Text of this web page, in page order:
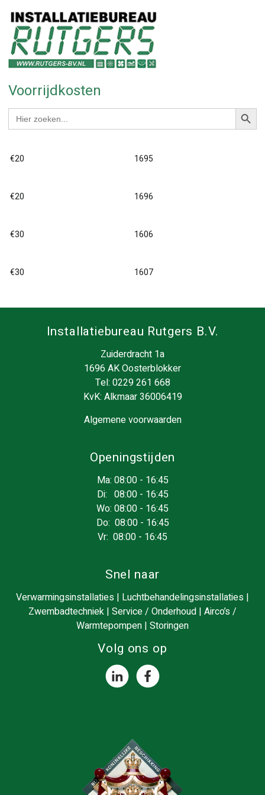
Voorrijdkosten
Zoek
naar:
€20 1695
€20 1696
€30 1606
€30 1607
Installatiebureau Rutgers B.V.
Zuiderdracht 1a
1696 AK Oosterblokker
Tel: 0229 261 668
KvK: Alkmaar 36006419
Algemene voorwaarden
Openingstijden
Ma: 08:00 - 16:45
Di: 08:00 - 16:45
Wo: 08:00 - 16:45
Do: 08:00 - 16:45
Vr: 08:00 - 16:45
Snel naar
Verwarmingsinstallaties | Luchtbehandelingsinstallaties |
Zwembadtechniek | Service / Onderhoud | Airco’s /
Warmtepompen | Storingen
Volg ons op